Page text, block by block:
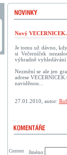
Nový
Je tomu už dávno,
si Večerníček
výhradně
Nezmění se ale jen
adrese
naviděnou...
27.01.2010, autor:
Jméno:
Content